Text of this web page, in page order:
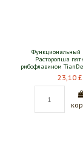
Функциональный
Расторопша
рибофлавином
23,10 £